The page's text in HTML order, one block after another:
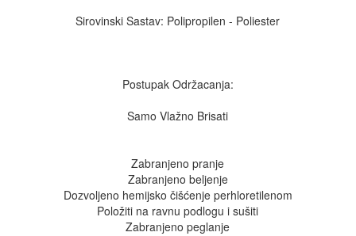
Sirovinski Sastav: Polipropilen - Poliester
Postupak Održacanja:
Samo Vlažno Brisati
Zabranjeno pranje
Zabranjeno beljenje
Dozvoljeno hemijsko čišćenje perhloretilenom
Položiti na ravnu podlogu i sušiti
Zabranjeno peglanje